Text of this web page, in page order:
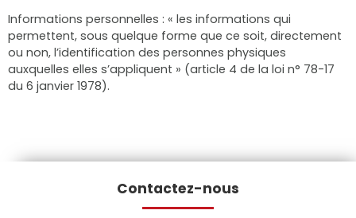
Informations personnelles : « les informations qui
permettent, sous quelque forme que ce soit, directement
ou non, l’identification des personnes physiques
auxquelles elles s’appliquent » (article 4 de la loi n° 78-17
du 6 janvier 1978).
Contactez-nous